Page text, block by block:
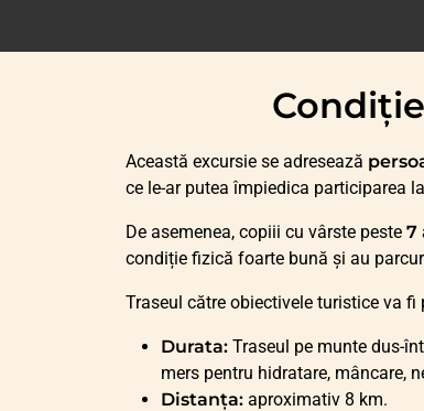
Această excursie se adresează
ce le-ar putea împiedica participarea
De asemenea, copiii cu vârste peste 7
condiție fizică foarte bună și au
Traseul către obiectivele turistice va
Durata: Traseul pe munte dus-
mers pentru hidratare, mâncare,
Distanța: aproximativ 8 km.